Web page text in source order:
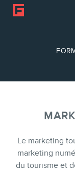
Le marketing
marketing
du tourisme et